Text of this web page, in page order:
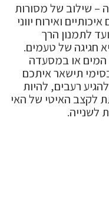
– שילוב של מסורות
ואירוח יווני
לתמנון הרך
חגיגה של טעמים.
המים או במסעדה
תישאר איתכם
רעבים, להיות
לקצב האיטי של האי
לשנייה.